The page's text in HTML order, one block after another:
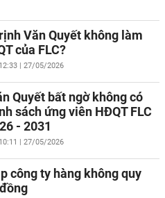
Văn Quyết không làm
của FLC?
12:33 | 27/05/2026
Quyết bất ngờ không có
sách ứng viên HĐQT FLC
- 2031
10:11 | 27/05/2026
công ty hàng không quy